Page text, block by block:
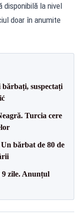
la nivel
doar în anumite
suspectați
Turcia cere
bărbat de 80 de
9 zile. Anunțul